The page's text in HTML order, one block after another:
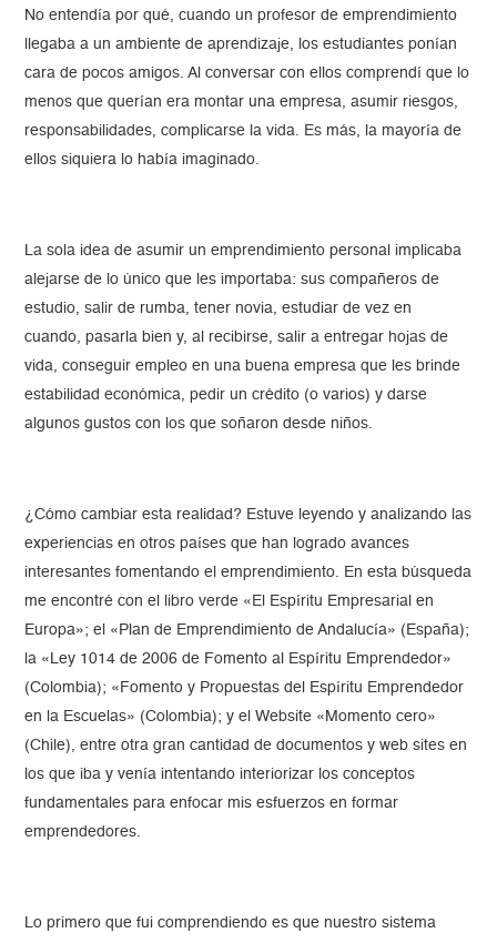
No entendía por qué, cuando un profesor de emprendimiento
llegaba a un ambiente de aprendizaje, los estudiantes ponían
cara de pocos amigos. Al conversar con ellos comprendí que lo
menos que querían era montar una empresa, asumir riesgos,
responsabilidades, complicarse la vida. Es más, la mayoría de
ellos siquiera lo había imaginado.
La sola idea de asumir un emprendimiento personal implicaba
alejarse de lo único que les importaba: sus compañeros de
estudio, salir de rumba, tener novia, estudiar de vez en
cuando, pasarla bien y, al recibirse, salir a entregar hojas de
vida, conseguir empleo en una buena empresa que les brinde
estabilidad económica, pedir un crédito (o varios) y darse
algunos gustos con los que soñaron desde niños.
¿Cómo cambiar esta realidad? Estuve leyendo y analizando las
experiencias en otros países que han logrado avances
interesantes fomentando el emprendimiento. En esta búsqueda
me encontré con el libro verde «El Espíritu Empresarial en
Europa»; el «Plan de Emprendimiento de Andalucía» (España);
la «Ley 1014 de 2006 de Fomento al Espíritu Emprendedor»
(Colombia); «Fomento y Propuestas del Espíritu Emprendedor
en la Escuelas» (Colombia); y el Website «Momento cero»
(Chile), entre otra gran cantidad de documentos y web sites en
los que iba y venía intentando interiorizar los conceptos
fundamentales para enfocar mis esfuerzos en formar
emprendedores.
Lo primero que fui comprendiendo es que nuestro sistema